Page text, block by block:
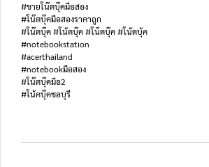
#ขายโน๊ตบุ๊คมือสอง
#โน๊ตบุ๊คมือสองราคาถูก
#โน๊ตบุ๊ค #โน้ตบุ๊ค #โน็ตบุ๊ค #โน้ตบุ้ค
#notebookstation
#acerthailand
#notebookมือสอง
#โน๊ตบุ๊คมือ2
#โน้คบุ๊คชลบุรี